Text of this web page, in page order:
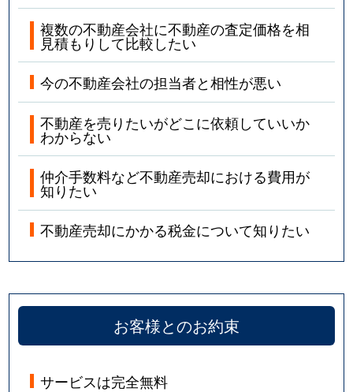
複数の不動産会社に不動産の査定価格を相
見積もりして比較したい
今の不動産会社の担当者と相性が悪い
不動産を売りたいがどこに依頼していいか
わからない
仲介手数料など不動産売却における費用が
知りたい
不動産売却にかかる税金について知りたい
お客様とのお約束
サービスは完全無料